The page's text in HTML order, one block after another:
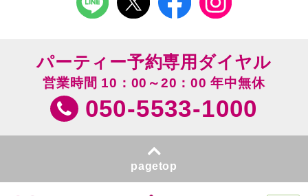
パーティー予約専用ダイヤル
営業時間 10：00～20：00 年中無休
050-5533-1000
pagetop